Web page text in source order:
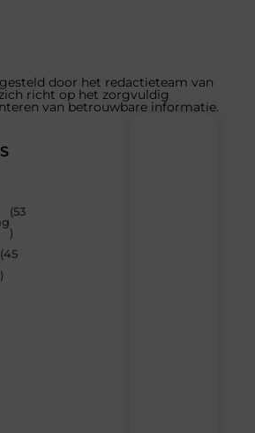
door het redactieteam van
richt op het zorgvuldig
van betrouwbare informatie.
(53
)
(45
)